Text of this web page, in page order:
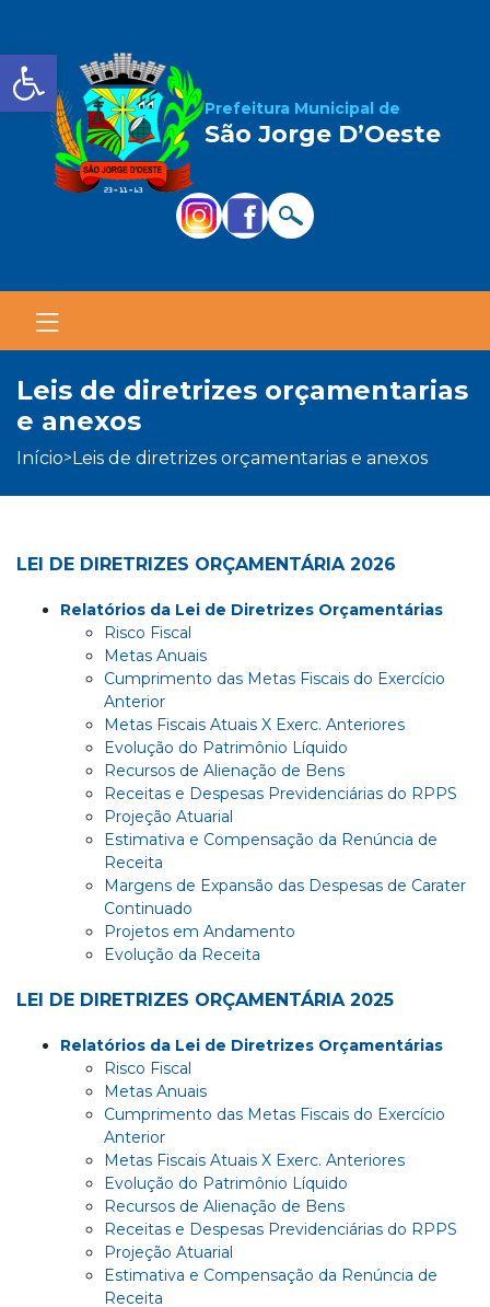
Barra de Ferramentas
Prefeitura Municipal de
São Jorge D’Oeste
leis de diretrizes orçamentarias
e anexos
início> leis de diretrizes orçamentarias e anexos
LEI DE DIRETRIZES ORÇAMENTÁRIA 2026
Relatórios da Lei de Diretrizes Orçamentárias
Risco Fiscal
Metas Anuais
Cumprimento das Metas Fiscais do Exercício
Anterior
Metas Fiscais Atuais X Exerc. Anteriores
Evolução do Patrimônio Líquido
Recursos de Alienação de Bens
Receitas e Despesas Previdenciárias do RPPS
Projeção Atuarial
Estimativa e Compensação da Renúncia de
Receita
Margens de Expansão das Despesas de Carater
Continuado
Projetos em Andamento
Evolução da Receita
LEI DE DIRETRIZES ORÇAMENTÁRIA 2025
Relatórios da Lei de Diretrizes Orçamentárias
Risco Fiscal
Metas Anuais
Cumprimento das Metas Fiscais do Exercício
Anterior
Metas Fiscais Atuais X Exerc. Anteriores
Evolução do Patrimônio Líquido
Recursos de Alienação de Bens
Receitas e Despesas Previdenciárias do RPPS
Projeção Atuarial
Estimativa e Compensação da Renúncia de
Receita